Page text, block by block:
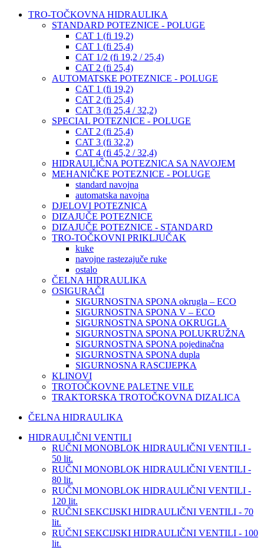
TRO-TOČKOVNA HIDRAULIKA
STANDARD POTEZNICE - POLUGE
CAT 1 (fi 19,2)
CAT 1 (fi 25,4)
CAT 1/2 (fi 19,2 / 25,4)
CAT 2 (fi 25,4)
AUTOMATSKE POTEZNICE - POLUGE
CAT 1 (fi 19,2)
CAT 2 (fi 25,4)
CAT 3 (fi 25,4 / 32,2)
SPECIAL POTEZNICE - POLUGE
CAT 2 (fi 25,4)
CAT 3 (fi 32,2)
CAT 4 (fi 45,2 / 32,4)
HIDRAULIČNA POTEZNICA SA NAVOJEM
MEHANIČKE POTEZNICE - POLUGE
standard navojna
automatska navojna
DJELOVI POTEZNICA
DIZAJUČE POTEZNICE
DIZAJUČE POTEZNICE - STANDARD
TRO-TOČKOVNI PRIKLJUČAK
kuke
navojne rastezajuče ruke
ostalo
ČELNA HIDRAULIKA
OSIGURAČI
SIGURNOSTNA SPONA okrugla – ECO
SIGURNOSTNA SPONA V – ECO
SIGURNOSTNA SPONA OKRUGLA
SIGURNOSTNA SPONA POLUKRUŽNA
SIGURNOSTNA SPONA pojedinačna
SIGURNOSTNA SPONA dupla
SIGURNOSNA RASCIJEPKA
KLINOVI
TROTOČKOVNE PALETNE VILE
TRAKTORSKA TROTOČKOVNA DIZALICA
ČELNA HIDRAULIKA
HIDRAULIČNI VENTILI
RUČNI MONOBLOK HIDRAULIČNI VENTILI -
50 lit.
RUČNI MONOBLOK HIDRAULIČNI VENTILI -
80 lit.
RUČNI MONOBLOK HIDRAULIČNI VENTILI -
120 lit.
RUČNI SEKCIJSKI HIDRAULIČNI VENTILI - 70
lit.
RUČNI SEKCIJSKI HIDRAULIČNI VENTILI - 100
lit.